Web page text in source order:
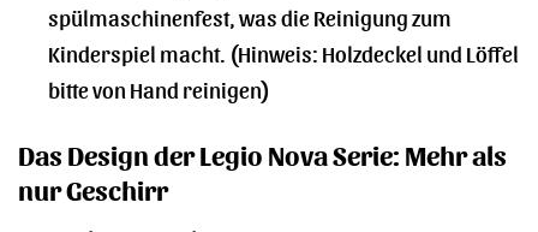
spülmaschinenfest, was die Reinigung zum
Kinderspiel macht. (Hinweis: Holzdeckel und Löffel
bitte von Hand reinigen)
Das Design der Legio Nova Serie: Mehr als
nur Geschirr